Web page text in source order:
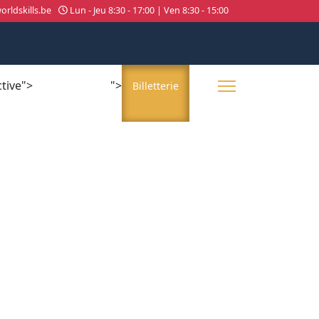
Lun - Jeu 8:30 - 17:00 | Ven 8:30 - 15:00
"> Billetterie